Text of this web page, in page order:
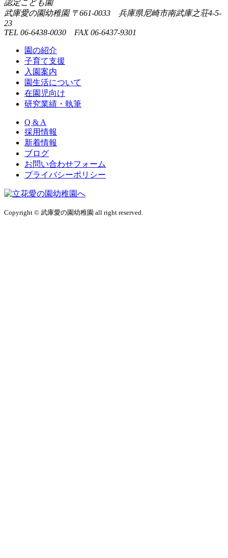
認定こども園
武庫愛の園幼稚園 〒661-0033 兵庫県尼崎市南武庫之荘4-5-
23
TEL 06-6438-0030 FAX 06-6437-9301
園の紹介
子育て支援
入園案内
園生活について
在園児向け
研究業績・執筆
Q & A
採用情報
新着情報
ブログ
お問い合わせフォーム
プライバシーポリシー
Copyright © 武庫愛の園幼稚園 all right reserved.